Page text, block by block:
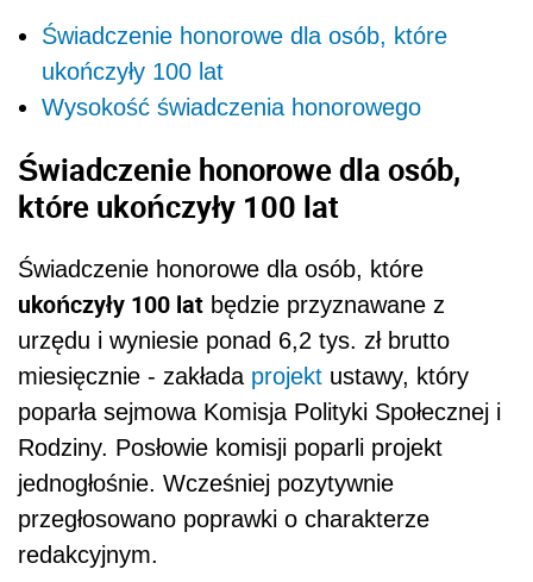
Świadczenie honorowe dla osób, które
ukończyły 100 lat
Wysokość świadczenia honorowego
Świadczenie honorowe dla osób,
które ukończyły 100 lat
Świadczenie honorowe dla osób, które
ukończyły 100 lat będzie przyznawane z
urzędu i wyniesie ponad 6,2 tys. zł brutto
miesięcznie - zakłada projekt ustawy, który
poparła sejmowa Komisja Polityki Społecznej i
Rodziny. Posłowie komisji poparli projekt
jednogłośnie. Wcześniej pozytywnie
przegłosowano poprawki o charakterze
redakcyjnym.